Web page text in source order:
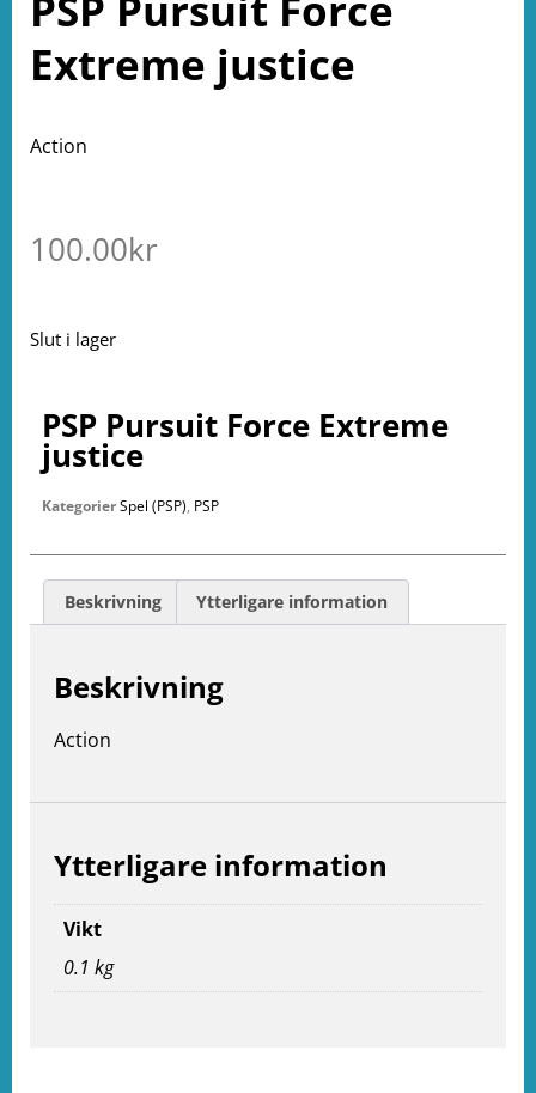
Extreme justice
Action
100.00kr
Slut i lager
PSP Pursuit Force Extreme
justice
KategorierSpel (PSP), PSP
Beskrivning Ytterligare information
Beskrivning
Action
Ytterligare information
Vikt
0.1 kg